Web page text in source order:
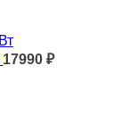
17990 ₽